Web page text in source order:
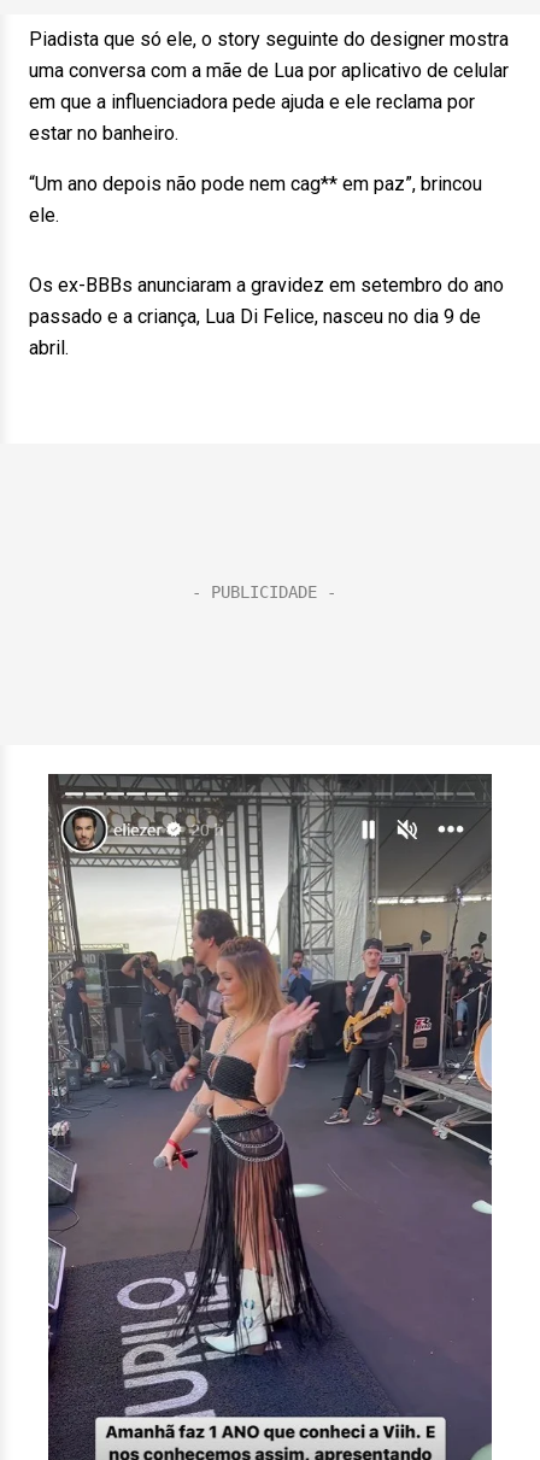
Piadista que só ele, o story seguinte do designer mostra
uma conversa com a mãe de Lua por aplicativo de celular
em que a influenciadora pede ajuda e ele reclama por
estar no banheiro.
“Um ano depois não pode nem cag** em paz”, brincou
ele.
Os ex-BBBs anunciaram a gravidez em setembro do ano
passado e a criança, Lua Di Felice, nasceu no dia 9 de
abril.